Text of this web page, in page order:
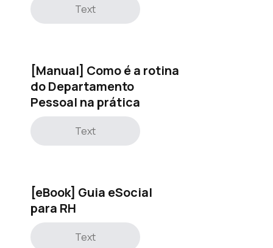
Text
[Manual] Como é a rotina
do Departamento
Pessoal na prática
Text
[eBook] Guia eSocial
para RH
Text